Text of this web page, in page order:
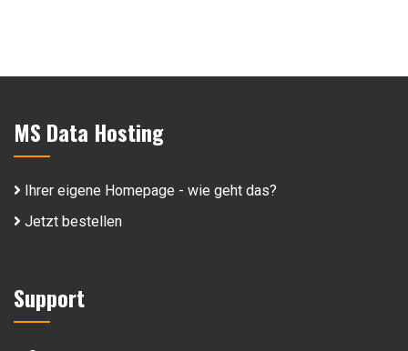
MS Data Hosting
Ihrer eigene Homepage - wie geht das?
Jetzt bestellen
Support